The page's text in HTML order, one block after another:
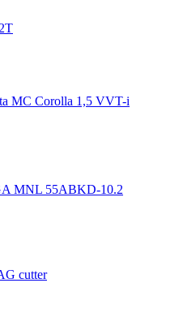
MC Corolla 1,5 VVT-i
MNL 55ABKD-10.2
cutter